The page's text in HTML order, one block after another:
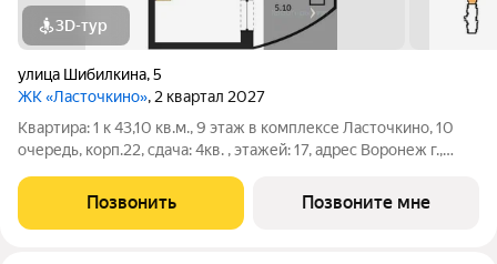
3D-тур
улица Шибилкина,5
ЖК «Ласточкино», 2 квартал 2027
Квартира: 1 к 43,10 кв.м., 9 этаж в комплексе Ласточкино, 10
очередь, корп.22, сдача: 4кв. , этажей: 17, адрес Воронеж г.,
Позвонить Позвоните мне